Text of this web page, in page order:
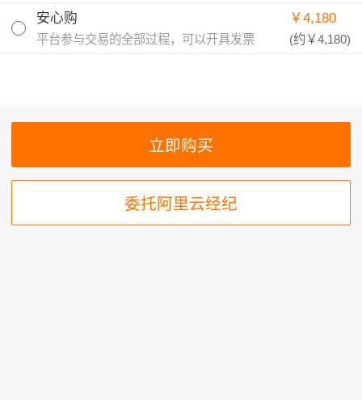
安心购
平台参与交易的全部过程，可以开具发票
￥4,180
(约￥4,180)
委托阿里云经纪